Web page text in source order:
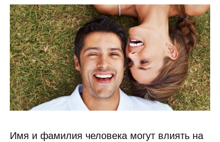
Имя и фамилия человека могут влиять на